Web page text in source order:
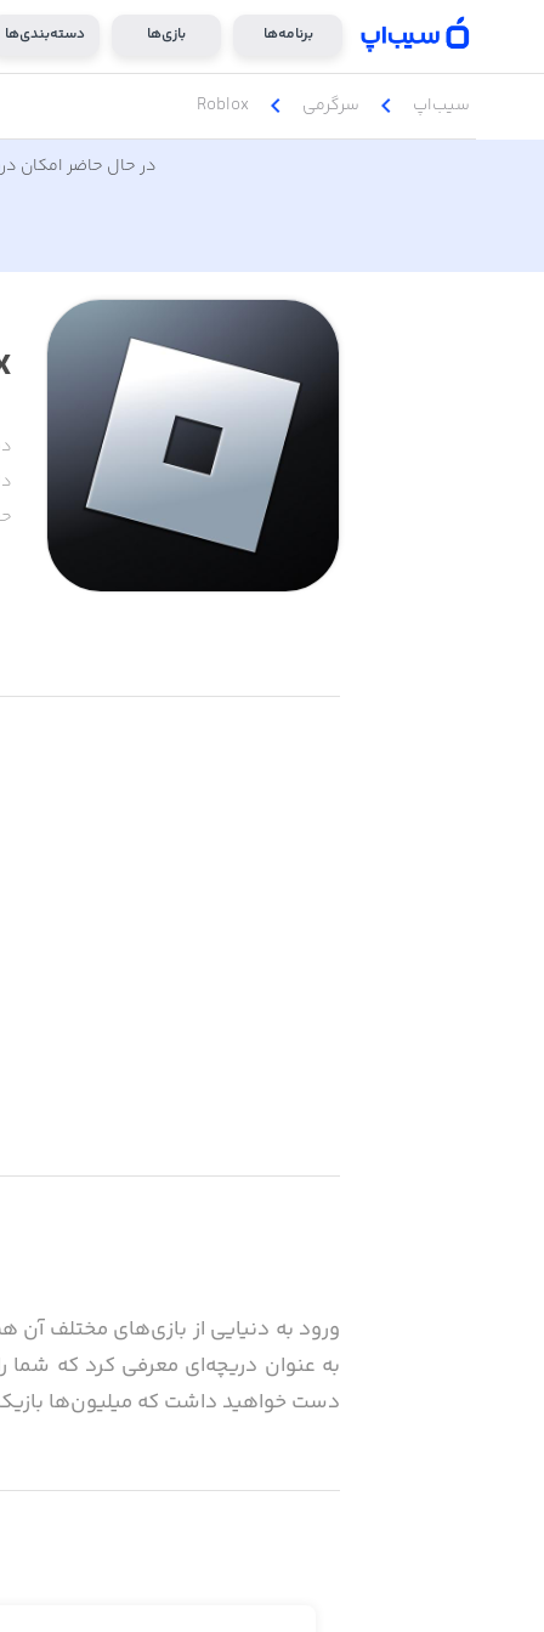
برنامه‌ها بازی‌ها دسته‌بندی‌ها
سیب‌اپ chevron_left سرگرمی chevron_left
Roblox
در حال حاضر امکان
به عنوان دریچه‌ای معرفی کرد که شما
دست خواهید داشت که میلیون‌ها